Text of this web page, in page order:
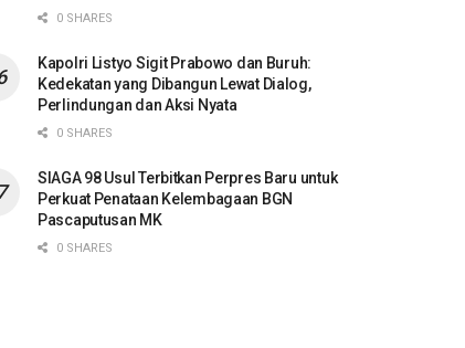
0 SHARES
Kapolri Listyo Sigit Prabowo dan Buruh:
Kedekatan yang Dibangun Lewat Dialog,
Perlindungan dan Aksi Nyata
0 SHARES
SIAGA 98 Usul Terbitkan Perpres Baru untuk
Perkuat Penataan Kelembagaan BGN
Pascaputusan MK
0 SHARES